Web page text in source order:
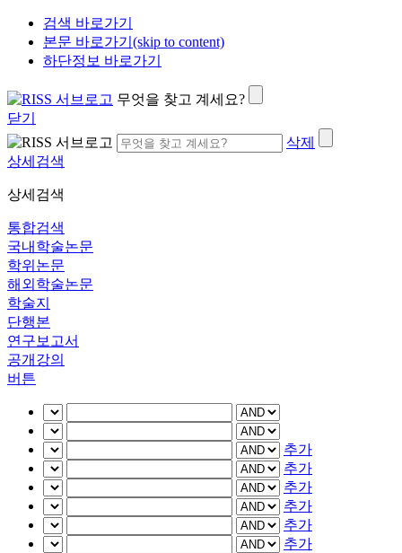
검색 바로가기
본문 바로가기(skip to content)
하단정보 바로가기
무엇을 찾고 계세요?
닫기
삭제
상세검색
상세검색
통합검색
국내학술논문
학위논문
해외학술논문
학술지
단행본
연구보고서
공개강의
버튼
추가
추가
추가
추가
추가
추가